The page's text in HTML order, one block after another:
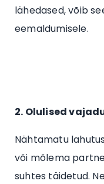
lähedased, võib
eemaldumisele.
2. Olulised
Nähtamatu
või mõlema
suhtes täidetud.